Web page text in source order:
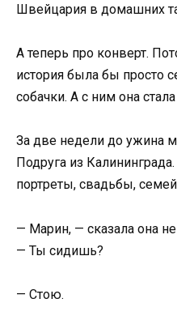
Швейцария в домашних
А теперь про конверт.
история была бы просто
собачки. А с ним она
За две недели до ужина
Подруга из
портреты, свадьбы,
— Марин, — сказала она
— Ты сидишь?
— Стою.